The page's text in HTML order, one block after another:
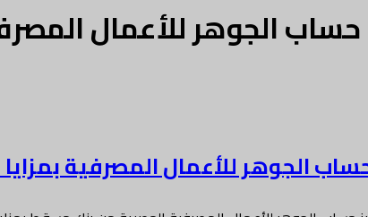
الجوهر للأعمال
الجوهر للأعمال المصرفية